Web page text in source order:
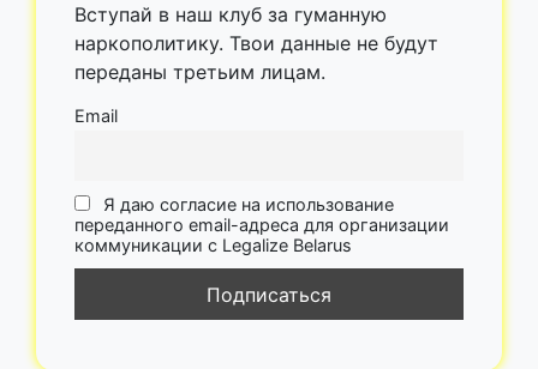
Вступай в наш клуб за гуманную
наркополитику. Твои данные не будут
переданы третьим лицам.
Email
Я даю согласие на использование
переданного email-адреса для организации
коммуникации с Legalize Belarus